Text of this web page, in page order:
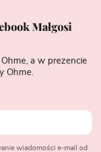
Małgosi
a w prezencie
Ohme.
wiadomości e-mail od